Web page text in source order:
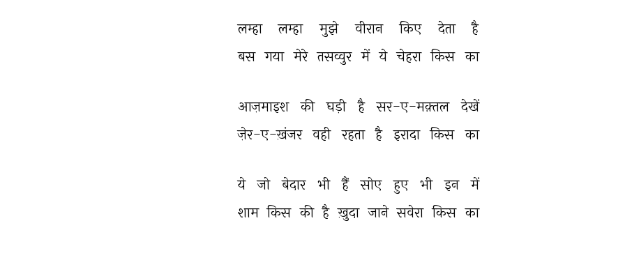
लम्हा लम्हा मुझे वीरान किए देता
है
बस गया मेरे तसव्वुर में ये चेहरा किस का
आज़माइश की घड़ी है सर-ए-मक़्तल
देखें
ज़ेर-ए-ख़ंजर वही रहता है इरादा किस का
ये जो बेदार भी हैं सोए हुए भी इन
में
शाम किस की है ख़ुदा जाने सवेरा किस का